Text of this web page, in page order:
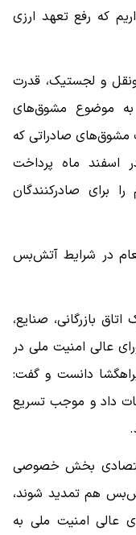
که رفع تعهد ارزی
و لجستیک، قدرت
به موضوع مشوق‌های
مشوق‌های صادراتی که
اسفند ماه پرداخت
برای صادرکنندگان
در شرایط آتش‌بس
بازرگانی، صنایع،
عالی امنیت ملی در
دانست و گفت:
داد و موجب تسریع
اقتصادی بخش خصوصی
هم تمدید شوند،
عالی امنیت ملی به